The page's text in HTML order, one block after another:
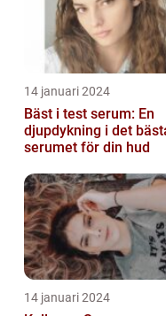
14 januari 2024
Bäst i test serum: En
djupdykning i det
serumet för din hud
14 januari 2024